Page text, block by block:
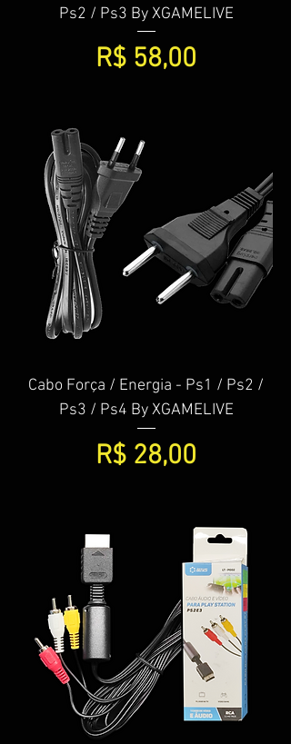
Ps2 / Ps3 By XGAMELIVE
Preço
R$ 58,00
Cabo Força / Energia - Ps1 / Ps2 /
Ps3 / Ps4 By XGAMELIVE
Preço
R$ 28,00